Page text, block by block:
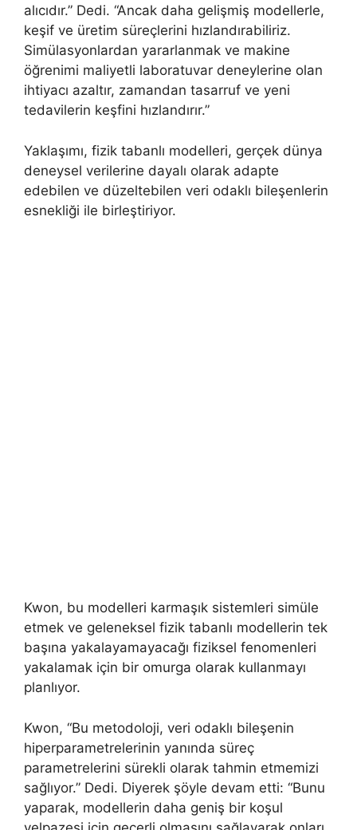
alıcıdır.” Dedi. “Ancak daha gelişmiş modellerle,
keşif ve üretim süreçlerini hızlandırabiliriz.
Simülasyonlardan yararlanmak ve makine
öğrenimi maliyetli laboratuvar deneylerine olan
ihtiyacı azaltır, zamandan tasarruf ve yeni
tedavilerin keşfini hızlandırır.”
Yaklaşımı, fizik tabanlı modelleri, gerçek dünya
deneysel verilerine dayalı olarak adapte
edebilen ve düzeltebilen veri odaklı bileşenlerin
esnekliği ile birleştiriyor.
Kwon, bu modelleri karmaşık sistemleri simüle
etmek ve geleneksel fizik tabanlı modellerin tek
başına yakalayamayacağı fiziksel fenomenleri
yakalamak için bir omurga olarak kullanmayı
planlıyor.
Kwon, “Bu metodoloji, veri odaklı bileşenin
hiperparametrelerinin yanında süreç
parametrelerini sürekli olarak tahmin etmemizi
sağlıyor.” Dedi. Diyerek şöyle devam etti: “Bunu
yaparak, modellerin daha geniş bir koşul